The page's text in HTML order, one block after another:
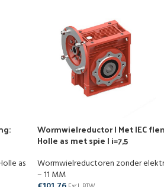
as
Wormwielreductor | Met IEC
Holle as met spie | i=7,5
Wormwielreductoren zonder
– 11 MM